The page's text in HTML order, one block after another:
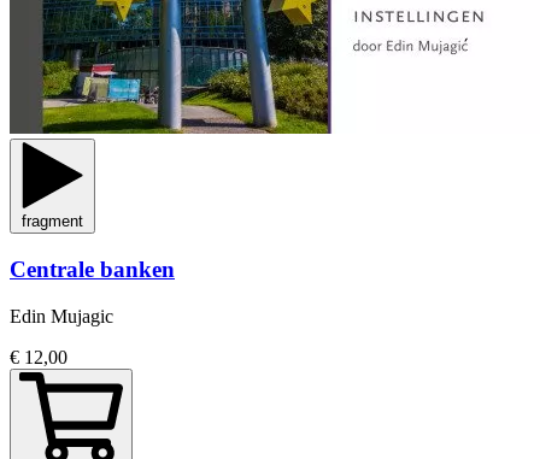
fragment
Centrale banken
Edin Mujagic
€ 12,00